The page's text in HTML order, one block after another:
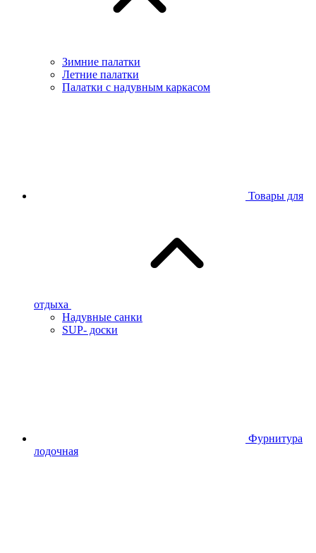
Зимние палатки
Летние палатки
Палатки с надувным каркасом
Товары для
отдыха
Надувные санки
SUP- доски
Фурнитура
лодочная